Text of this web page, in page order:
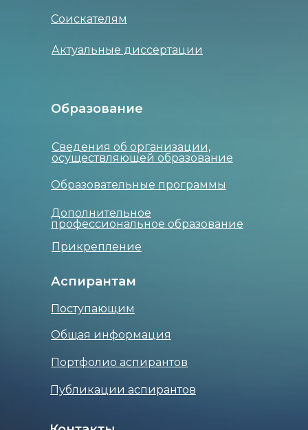
Соискателям
Актуальные диссертации
Сведения об организации,
осуществляющей образование
Образование
Образовательные программы
Дополнительное
профессиональное образование
Прикрепление
Аспирантам
Поступающим
Общая информация
Портфолио аспирантов
Публикации аспирантов